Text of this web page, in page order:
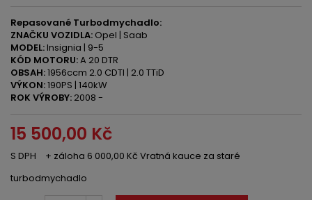
Repasované Turbodmychadlo:
ZNAČKU VOZIDLA: Opel | Saab
MODEL:Insignia | 9-5
KÓD MOTORU:A 20 DTR
OBSAH:1956ccm 2.0 CDTI | 2.0 TTiD
VÝKON:190PS | 140kW
ROK VÝROBY: 2008 -
15 500,00 Kč
S DPH
+ záloha 6 000,00 Kč Vratná kauce za staré
turbodmychadlo